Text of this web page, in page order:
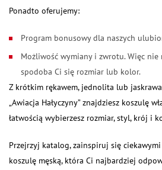
Ponadto oferujemy:
Program bonusowy dla naszych
Możliwość wymiany i zwrotu. Więc
spodoba Ci się rozmiar lub kolor.
Z krótkim rękawem, jednolita lub
„Awiacja Hałyczyny” znajdziesz koszulę
łatwością wybierzesz rozmiar, styl, krój i
Przejrzyj katalog, zainspiruj się
koszulę męską, która Ci najbardziej